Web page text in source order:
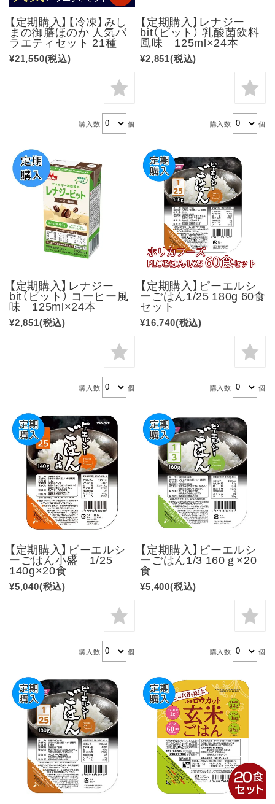
【定期購入】【冷凍】みし
まの御膳ほのか 人気バ
ラエティセット 21種
¥21,550(税込)
購入数 個
【定期購入】レナジー
bit（ビット） 乳酸菌飲料
風味 125ml×24本
¥2,851(税込)
購入数 個
【定期購入】レナジー
bit（ビット） コーヒー風
味 125ml×24本
¥2,851(税込)
購入数 個
【定期購入】ピーエルシ
ーごはん1/25 180g 60食
セット
¥16,740(税込)
購入数 個
【定期購入】ピーエルシ
ーごはん小盛 1/25
140g×20食
¥5,040(税込)
購入数 個
【定期購入】ピーエルシ
ーごはん1/3 160ｇ×20
食
¥5,400(税込)
購入数 個